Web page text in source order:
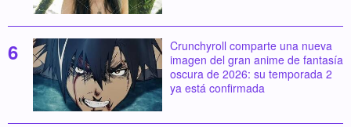
Crunchyroll comparte una nueva
imagen del gran anime de fantasía
oscura de 2026: su temporada 2
ya está confirmada